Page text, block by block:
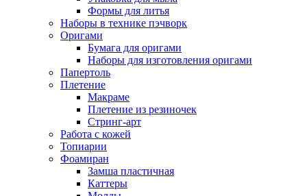
Формы для литья
Наборы в технике пэчворк
Оригами
Бумага для оригами
Наборы для изготовления оригами
Папертоль
Плетение
Макраме
Плетение из резиночек
Стринг-арт
Работа с кожей
Топиарии
Фоамиран
Замша пластичная
Каттеры